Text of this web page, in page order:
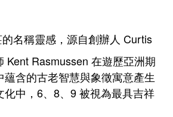
名稱靈感，源自創辦人 Curtis
Kent Rasmussen 在遊歷亞洲期
蘊含的古老智慧與象徵寓意產生
化中，6、8、9 被視為最具吉祥